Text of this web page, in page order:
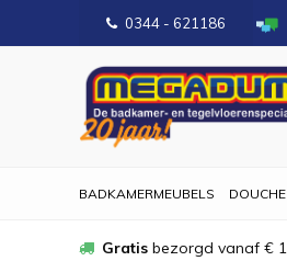
0344 - 621186
BADKAMERMEUBELS DOUCHE
Gratis bezorgd vanaf €